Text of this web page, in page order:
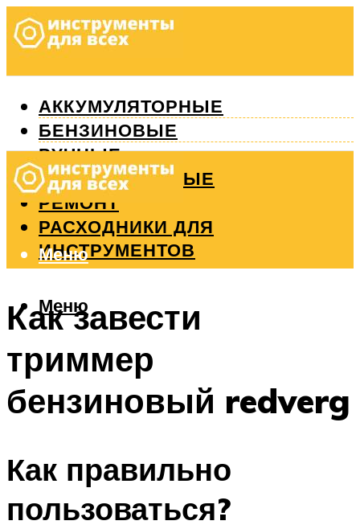
АККУМУЛЯТОРНЫЕ
БЕНЗИНОВЫЕ
РУЧНЫЕ
ИЗМЕРИТЕЛЬНЫЕ
РЕМОНТ
РАСХОДНИКИ ДЛЯ
ИНСТРУМЕНТОВ
Меню
Меню
Как завести
триммер
бензиновый redverg
Как правильно
пользоваться?